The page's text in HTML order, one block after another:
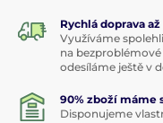
Rychlá doprava
Využíváme
na bezproblémové
odesíláme ještě v
90% zboží máme
Disponujeme